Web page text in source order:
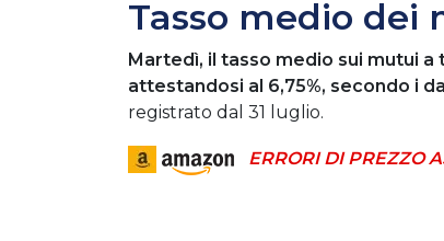
Tasso medio
Martedì, il tasso medio sui mutui
attestandosi al 6,75%, secondo i
registrato dal 31 luglio.
ERRORI DI PREZZO